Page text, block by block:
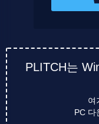
PLITCH는
여
PC 다